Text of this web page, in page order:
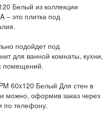
Белый из коллекции
– это плитка под
подойдет под
для ванной комнаты, кухни,
помещений.
60x120 Белый Для стен в
можно, оформив заказ через
по телефону.